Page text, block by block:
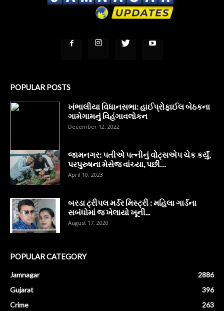
POPULAR POSTS
ખંભાલીયા વિધાનસભા: હાઈપ્રોફાઈલ બેઠકના
ગામેગામનું વિહંગાવલોકન
December 12, 2022
જામનગર: પતીએ પત્નીનું વોટ્સએપ ચેક કર્યું,
પરપુરુષના મેસેજ વાંચ્યા, પછી…
April 10, 2023
બરડા ટ્રીપલ મર્ડર મિસ્ટ્રી : મહિલા ગાર્ડના
સબંધોમાં જ ખેલાયો ખૂની...
August 17, 2020
POPULAR CATEGORY
Jamnagar
2886
Gujarat
396
Crime
263